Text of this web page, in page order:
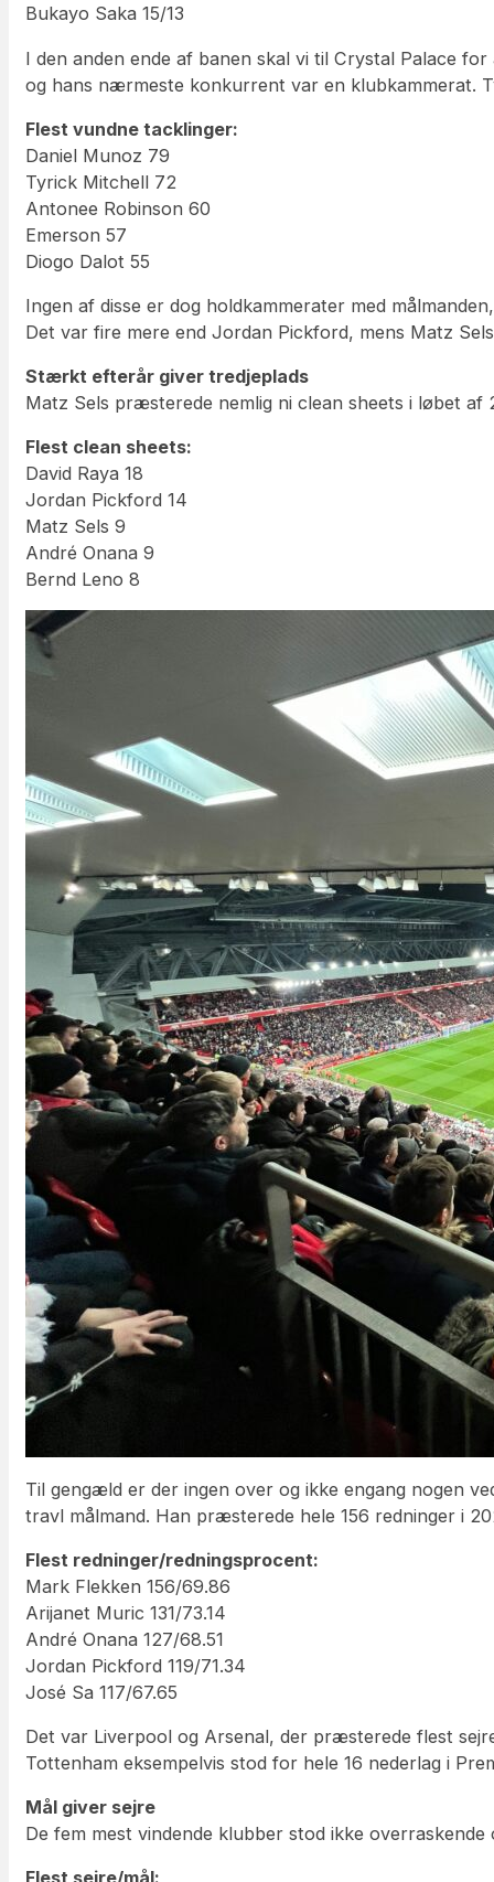
Bukayo Saka 15/13
I den anden ende af banen skal vi til Crystal Palace
og hans nærmeste konkurrent var en klubkammerat.
Flest vundne tacklinger:
Daniel Munoz 79
Tyrick Mitchell 72
Antonee Robinson 60
Emerson 57
Diogo Dalot 55
Ingen af disse er dog holdkammerater med
Det var fire mere end Jordan Pickford, mens Matz
Stærkt efterår giver tredjeplads
Matz Sels præsterede nemlig ni clean sheets i løbet
Flest clean sheets:
David Raya 18
Jordan Pickford 14
Matz Sels 9
André Onana 9
Bernd Leno 8
Til gengæld er der ingen over og ikke engang nogen
travl målmand. Han præsterede hele 156 redninger i
Flest redninger/redningsprocent:
Mark Flekken 156/69.86
Arijanet Muric 131/73.14
André Onana 127/68.51
Jordan Pickford 119/71.34
José Sa 117/67.65
Det var Liverpool og Arsenal, der præsterede flest
Tottenham eksempelvis stod for hele 16 nederlag i
Mål giver sejre
De fem mest vindende klubber stod ikke